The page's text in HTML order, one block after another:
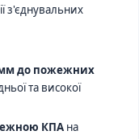
з'єднувальних
мм до пожежних
та високої
КПАна